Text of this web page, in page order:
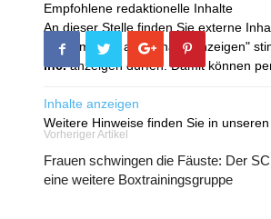
Empfohlene redaktionelle Inhalte
An dieser Stelle finden Sie externe
Mit dem Klick auf "Inhalte anzeigen"
Inc.anzeigen dürfen. Damit können
Inhalte anzeigen
Weitere Hinweise finden Sie in unseren
Vorheriger Artikel
Frauen schwingen die Fäuste: Der
eine weitere Boxtrainingsgruppe